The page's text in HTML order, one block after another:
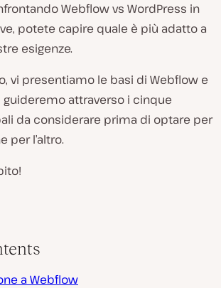
Webflow vs WordPress in
potete capire quale è più adatto a
esigenze.
vi presentiamo le basi di Webflow e
guideremo attraverso i cinque
da considerare prima di optare per
per l’altro.
a Webflow